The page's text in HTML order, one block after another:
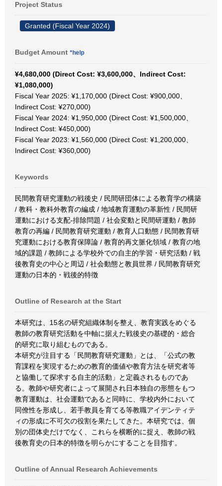
Project Status
Granted (Fiscal Year 2024)
Budget Amount *help
¥4,680,000 (Direct Cost: ¥3,600,000、Indirect Cost:
¥1,080,000)
Fiscal Year 2025: ¥1,170,000 (Direct Cost: ¥900,000、
Indirect Cost: ¥270,000)
Fiscal Year 2024: ¥1,950,000 (Direct Cost: ¥1,500,000、
Indirect Cost: ¥450,000)
Fiscal Year 2023: ¥1,560,000 (Direct Cost: ¥1,200,000、
Indirect Cost: ¥360,000)
Keywords
民間教育研究運動の戦後史 / 民間研団体による教育学の構築
/ 教科・教科外教育の編成 / 地域教育運動の革新性 / 民間研
運動における支配-排除問題 / 社会変動と民間研運動 / 教師
教育の再編 / 民間教育研究運動 / 教育人口動態 / 民間教育研
究運動における教育保障論 / 教育的再文脈化領域 / 教育の地
域的課題 / 教師による学校外での自主的学習・研究活動 / 戦
後教育史の中心と周辺 / 社会動態と教員世界 / 民間教育研究
運動の日本的・戦後的特徴
Outline of Research at the Start
本研究は、15名の研究組織体制を整え、教育実践をめぐる
教師の教育研究活動を中軸に据えた戦後史の基礎的・総合
的研究に取り組むものである。
本研究が注目する「民間教育研究運動」とは、「公式の教
育課程を実現するための教育的価値や教育方法を研究者等
と協働して探求する自主的活動」と定義されるものであ
る。教師や研究者によって展開され日本独自の形態をもつ
教育運動は、社会運動であると同時に、学校内外において
同僚性を形成し、若手教員を育てる等教職アイデンティテ
ィの形成に不可欠の役割を果たしてきた。本研究では、個
別の団体史だけでなく、これらを横断的に捉え、教師の戦
後教育史の日本的特徴を明らかにすることを目指す。
Outline of Annual Research Achievements